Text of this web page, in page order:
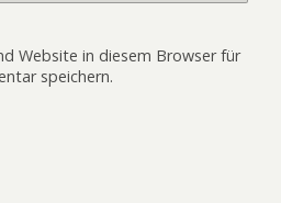
Website in diesem Browser für
speichern.